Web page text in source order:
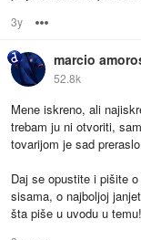
3y
marcio
52.8k
Mene iskreno, ali
trebam ju ni otvoriti,
tovarijom je sad
Daj se opustite i pišite
sisama, o najboljoj
šta piše u uvodu u